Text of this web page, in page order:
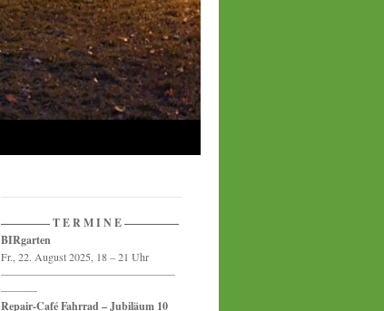
————– T E R M I N E —————
BIRgarten
Fr., 22. August 2025, 18 – 21 Uhr
————————————————
———-
Repair-Café Fahrrad – Jubiläum 10